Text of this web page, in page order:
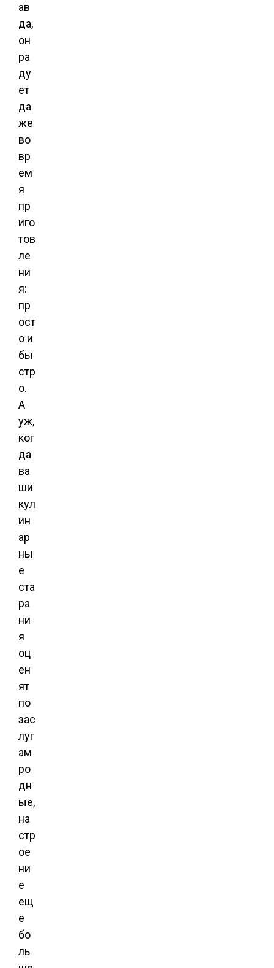
ав
да,
он
ра
ду
ет
да
же
во
вр
ем
я
пр
иго
тов
ле
ни
я:
пр
ост
о и
бы
стр
о.
А
уж,
ког
да
ва
ши
кул
ин
ар
ны
е
ста
ра
ни
я
оц
ен
ят
по
зас
луг
ам
ро
дн
ые,
на
стр
ое
ни
е
ещ
е
бо
ль